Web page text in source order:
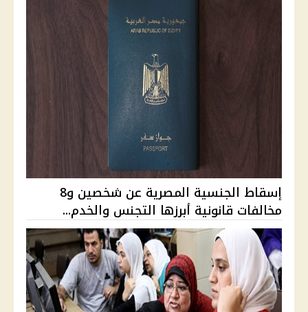
إسقاط الجنسية المصرية عن شخصين و8
مخالفات قانونية أبرزها التجنس والخدم...